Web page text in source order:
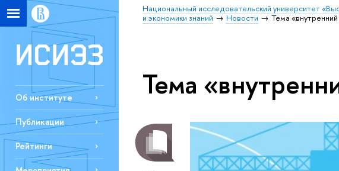
Национальный исследовательский университет
и экономики знаний
Новости Тема
Об институте
Публикации
Рейтинги
Тема